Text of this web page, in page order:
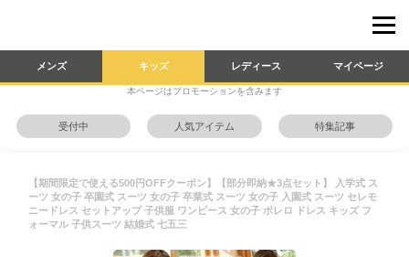
メンズ キッズ レディース マイページ
本ページはプロモーションを含みます
受付中 人気アイテム 特集記事
【期間限定で使える500円OFFクーポン】【部分即納★3点セット】 入学式 ス
ーツ 女の子 卒園式 スーツ 女の子 卒業式 スーツ 女の子 入園式 スーツ セレモ
ニードレス セットアップ 子供服 ワンピース 女の子 ボレロ ドレス キッズ フ
ォーマル 子供スーツ 結婚式 七五三